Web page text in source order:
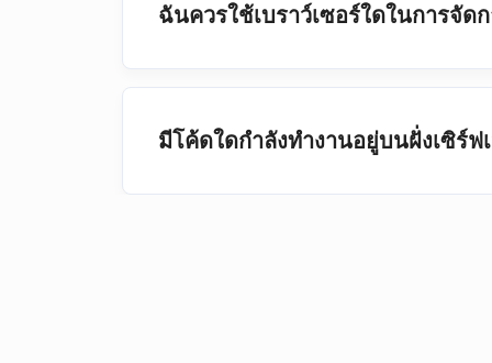
ฉันควรใช้เบราว์เซอร์ใดในการจัด
มีโค้ดใดกําลังทํางานอยู่บนฝั่งเซิร์ฟ